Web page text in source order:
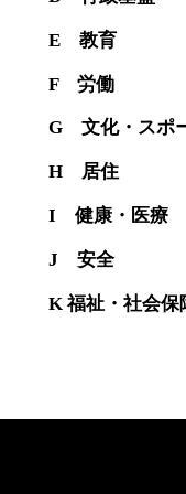
E 教育
F 労働
G 文化・スポ
H 居住
I 健康・医療
J 安全
K 福祉・社会保